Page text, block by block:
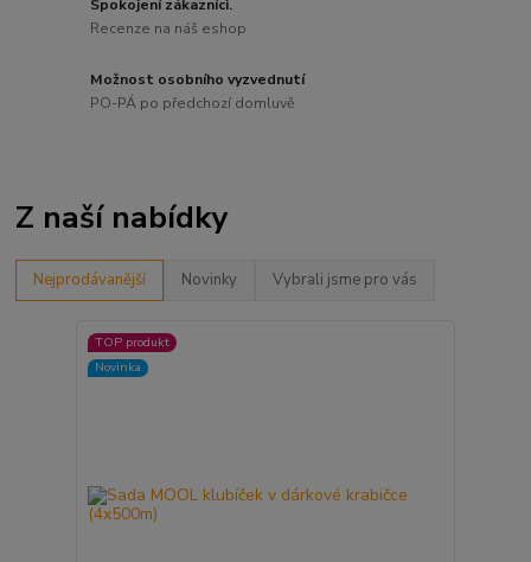
Spokojení zákazníci.
Recenze na náš eshop
Možnost osobního vyzvednutí
PO-PÁ po předchozí domluvě
Z naší nabídky
Nejprodávanější Novinky Vybrali jsme pro vás
TOP produkt
Novinka